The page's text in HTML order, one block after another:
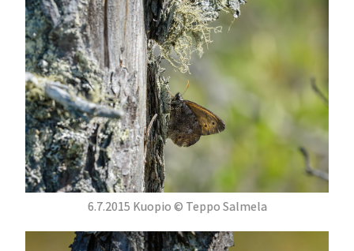
6.7.2015 Kuopio © Teppo Salmela